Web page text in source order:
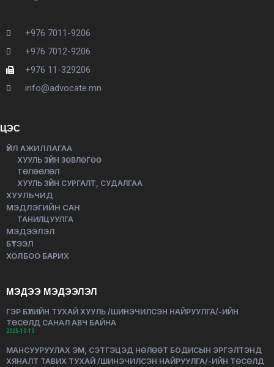
+976 7011-9206
+976 7012-9206
+976 11-329206
info@advocate.mn
ЦЭС
ҮЙЛ АЖИЛЛАГАА
ХУУЛЬ ЗҮЙН ЗӨВЛӨГӨӨ
ТӨЛӨӨЛӨЛ
ХУУЛЬ ЗҮЙН СУРГАЛТ, СУДАЛГАА
ХУУЛЬЧИД
МЭДЛЭГИЙН САН
ТАНИЛЦУУЛГА
МЭДЭЭЛЭЛ
БҮТЭЭЛ
ХОЛБОО БАРИХ
МЭДЭЭ МЭДЭЭЛЭЛ
ГЭР БҮЛИЙН ТУХАЙ ХУУЛЬ /ШИНЭЧИЛСЭН НАЙРУУЛГА/-ИЙН
ТӨСӨЛД САНАЛ АВЧ БАЙНА
2025-10-13
МАНСУУРУУЛАХ ЭМ, СЭТГЭЦЭД НӨЛӨӨТ БОДИСЫН ЭРГЭЛТЭНД
ХЯНАЛТ ТАВИХ ТУХАЙ /ШИНЭЧИЛСЭН НАЙРУУЛГА/-ИЙН ТӨСӨЛД